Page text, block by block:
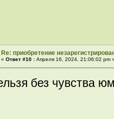
Re: приобретение
«Ответ #10 : Апреля 16, 2024, 21:06:02 pm
без чувства